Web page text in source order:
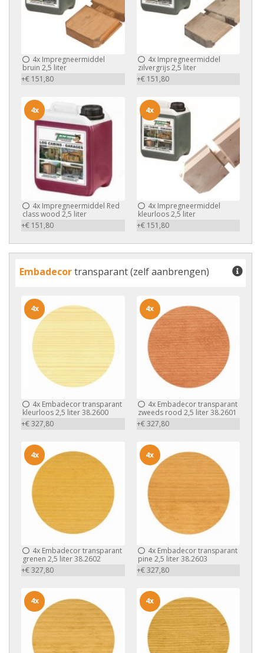
4x Impregneermiddel
bruin 2,5 liter
+€ 151,80
4xImpregneermiddel
zilvergrijs 2,5 liter
+€ 151,80
4x Impregneermiddel Red
class wood 2,5 liter
+€ 151,80
4x
4xImpregneermiddel
kleurloos 2,5 liter
+€ 151,80
4x
Embadecortransparant (zelf aanbrengen)
4x Embadecor transparant
kleurloos 2,5 liter 38.2600
+€ 327,80
4x
4xEmbadecor transparant
zweeds rood 2,5 liter 38.2601
+€ 327,80
4x
4x Embadecor transparant
grenen 2,5 liter 38.2602
+€ 327,80
4x
4xEmbadecor transparant
pine 2,5 liter 38.2603
+€ 327,80
4x
4x 4x